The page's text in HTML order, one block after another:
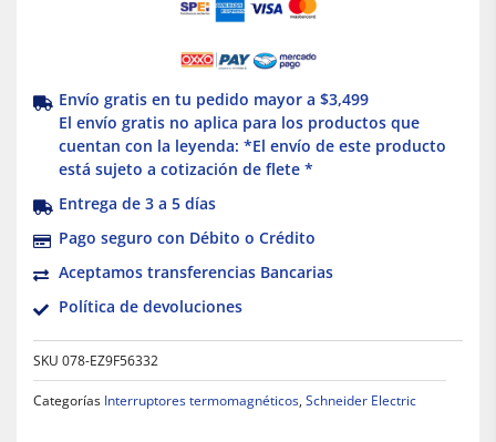
Envío gratis en tu pedido mayor a $3,499
El envío gratis no aplica para los productos que
cuentan con la leyenda: *El envío de este producto
está sujeto a cotización de flete *
Entrega de 3 a 5 días
Pago seguro con Débito o Crédito
Aceptamos transferencias Bancarias
Política de devoluciones
SKU 078-EZ9F56332
Categorías Interruptores termomagnéticos, Schneider Electric